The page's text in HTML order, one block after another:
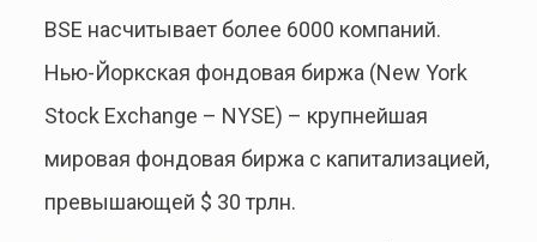
BSE насчитывает более 6000 компаний.
Нью-Йоркская фондовая биржа (New York
Stock Exchange – NYSE) – крупнейшая
мировая фондовая биржа с капитализацией,
превышающей $ 30 трлн.